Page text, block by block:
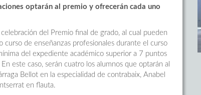
optarán al premio y ofrecerán cada uno
del Premio final de grado, al cual pueden
de enseñanzas profesionales durante el curso
del expediente académico superior a 7 puntos
este caso, serán cuatro los alumnos que optarán al
Bellot en la especialidad de contrabaix, Anabel
en flauta.